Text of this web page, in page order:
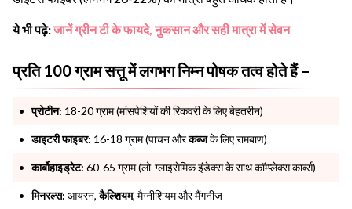
ये भी पढ़े:जानें ग्रीन टी के फायदे, नुकसान और सही मात्रा में सेवन
प्रति 100 ग्राम सत्तू में लगभग निम्न पोषक तत्व होते हैं –
प्रोटीन: 18-20 ग्राम (मांसपेशियों की रिकवरी के लिए बेहतरीन)
डाइटरी फाइबर: 16-18 ग्राम (पाचन औरकब्जके लिए रामबाण)
कार्बोहाइड्रेट: 60-65 ग्राम (लो-ग्लाइसेमिक इंडेक्स के साथ कॉम्प्लेक्स कार्ब्स)
मिनरल्स: आयरन,कैल्शियम, मैग्नीशियम और मैंगनीज